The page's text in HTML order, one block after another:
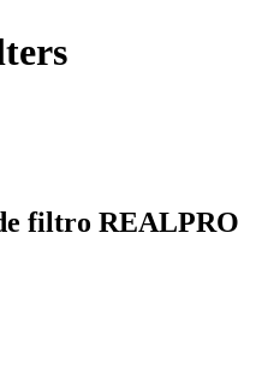
filtro REALPRO